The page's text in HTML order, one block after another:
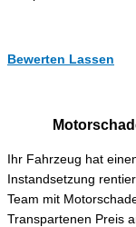
Bewerten Lassen
Ihr Fahrzeug hat
Instandsetzung
Team mit
Transpartenen Preis